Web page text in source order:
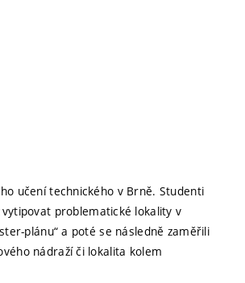
učení technického v Brně. Studenti
problematické lokality v
plánu“ a poté se následně zaměřili
nádraží či lokalita kolem